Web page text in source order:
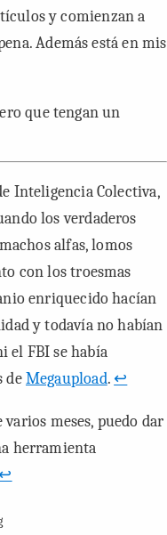
y comienzan a
Además está en mis
que tengan un
Inteligencia Colectiva,
los verdaderos
alfas, lomos
con los troesmas
enriquecido hacían
y todavía no habían
el FBI se había
deMegaupload.↩
meses, puedo dar
herramienta